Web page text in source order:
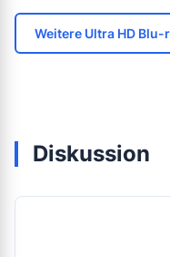
Weitere Ultra HD
Diskussion